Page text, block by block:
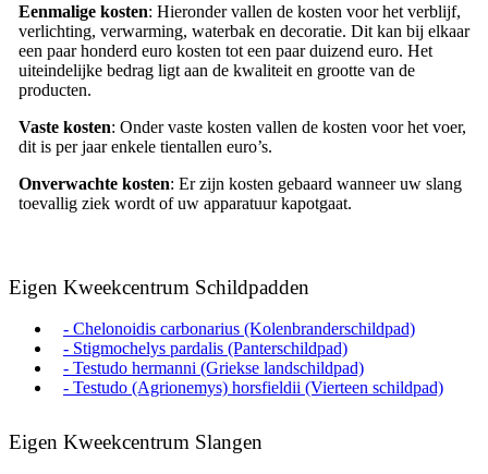
Eenmalige kosten: Hieronder vallen de kosten voor het verblijf,
verlichting, verwarming, waterbak en decoratie. Dit kan bij elkaar
een paar honderd euro kosten tot een paar duizend euro. Het
uiteindelijke bedrag ligt aan de kwaliteit en grootte van de
producten.
Vaste kosten: Onder vaste kosten vallen de kosten voor het voer,
dit is per jaar enkele tientallen euro’s.
Onverwachte kosten: Er zijn kosten gebaard wanneer uw slang
toevallig ziek wordt of uw apparatuur kapotgaat.
Eigen Kweekcentrum Schildpadden
- Chelonoidis carbonarius (Kolenbranderschildpad)
- Stigmochelys pardalis (Panterschildpad)
- Testudo hermanni (Griekse landschildpad)
- Testudo (Agrionemys) horsfieldii (Vierteen schildpad)
Eigen Kweekcentrum Slangen